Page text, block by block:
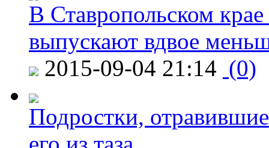
В Ставропольском
выпускают вдвое
2015-09-04 21:14 (0)
Подростки,